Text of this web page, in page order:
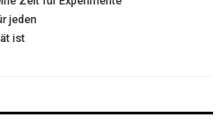
S
jeden
ist